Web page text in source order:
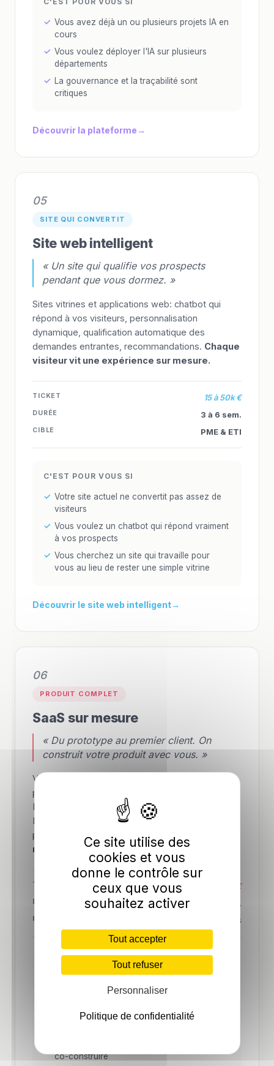
Vous avez déjà un ou plusieurs projets IA en
cours
Vous voulez déployer l'IA sur plusieurs
départements
La gouvernance et la traçabilité sont
critiques
Découvrir la plateforme
05
SITE QUI CONVERTIT
Site web intelligent
« Un site qui qualifie vos prospects
pendant que vous dormez. »
Sites vitrines et applications web: chatbot qui
répond à vos visiteurs, personnalisation
dynamique, qualification automatique des
demandes entrantes, recommandations. Chaque
visiteur vit une expérience sur mesure.
TICKET 15 à 50k €
DURÉE 3 à 6 sem.
CIBLE PME & ETI
C'EST POUR VOUS SI
Votre site actuel ne convertit pas assez de
visiteurs
Vous voulez un chatbot qui répond vraiment
à vos prospects
Vous cherchez un site qui travaille pour
vous au lieu de rester une simple vitrine
Découvrir le site web intelligent
06
PRODUIT COMPLET
SaaS sur mesure
« Du prototype au premier client. On
construit votre produit avec vous. »
Vous avez une idée de produit SaaS ou un
processus interne à transformer en plateforme ?
Nous concevons l'architecture, développons le
MVP, et vous accompagnons jusqu'à vos
premiers utilisateurs payants.
Une architecture
moderne, prête à encaisser la croissance.
TICKET 50 à 150k €
DURÉE MVP 8 à 12 sem.
RÉFÉRENCE Cortex OS
C'EST POUR VOUS SI
Vous avez validé un besoin marché mais
pas encore le produit
Vous voulez un MVP fonctionnel plutôt
co-construire
Ce site utilise des
cookies et vous
donne le contrôle sur
ceux que vous
souhaitez activer
Tout accepter
Tout refuser
Personnaliser
Politique de confidentialité